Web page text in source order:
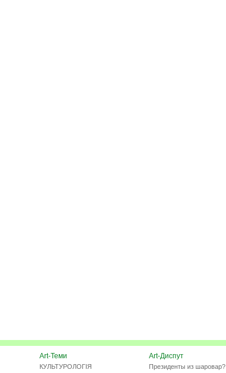
Art-Теми
КУЛЬТУРОЛОГІЯ
Art-Диспут
Президенты из шаровар?